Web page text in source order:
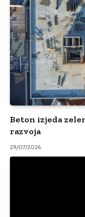
Beton izjeda
razvoja
29/07/2026